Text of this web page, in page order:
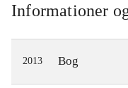
Informationer
2013 Bog